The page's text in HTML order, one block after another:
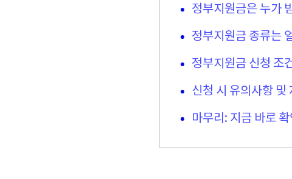
정부지원금은 누가
정부지원금 종류는
정부지원금 신청 조
신청 시 유의사항 및
마무리: 지금 바로